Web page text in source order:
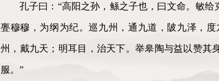
孔子曰：“高阳之孙，鲧之子也，曰文命。敏
亹穆穆，为纲为纪。巡九州，通九道，陂九泽，
州，戴九天；明耳目，治天下。举皋陶与益以赞其
服。”